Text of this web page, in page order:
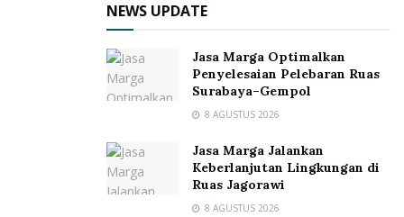
NEWS UPDATE
Jasa Marga Optimalkan
Penyelesaian Pelebaran Ruas
Surabaya–Gempol
8 AGUSTUS 2026
Jasa Marga Jalankan
Keberlanjutan Lingkungan di
Ruas Jagorawi
8 AGUSTUS 2026